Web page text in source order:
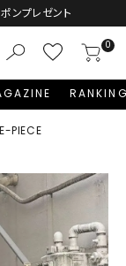
プレゼント！
0
PIECE